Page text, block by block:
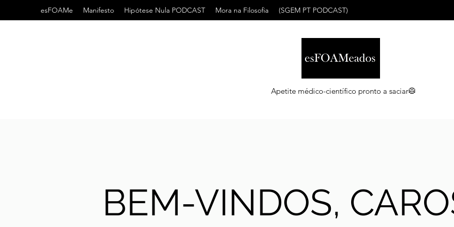
esFOAMe Manifesto Hipótese Nula PODCAST Mora na Filosofia (SGEM PT PODCAST)
Apetite médico-científico pronto a saciar🥼
BEM-VINDOS,